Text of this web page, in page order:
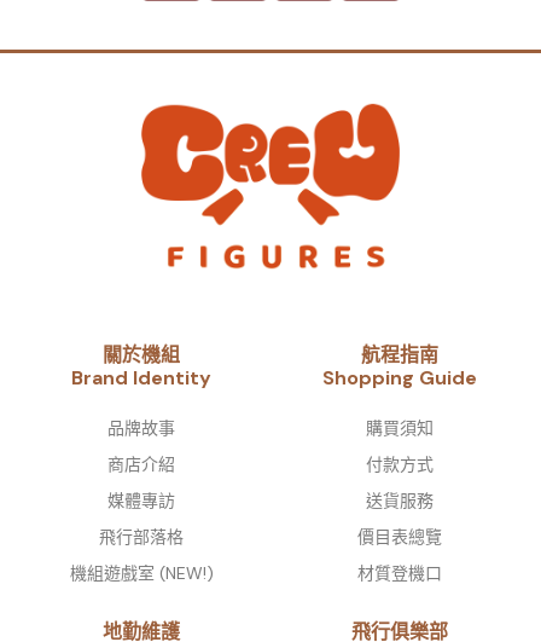
關於機組
Brand Identity​
品牌故事​
商店介紹
媒體專訪
飛行部落格
機組遊戲室 (NEW!)
航程指南
Shopping Guide
購買須知
付款方式
送貨服務
價目表總覽
材質登機口
地勤維護
飛行俱樂部